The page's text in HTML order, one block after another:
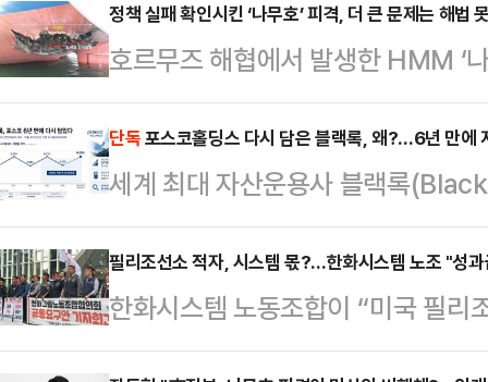
정책 실패 확인시킨 ‘나무호’ 피격, 더 큰 문제는 해법
호르무즈 해협에서 발생한 HMM ‘
한 것으로 확인됐다. 이번 사건은
과를 보지 못했다는 사실을 보여준
갇힌 160명의 한국 선원과 26척의
이다.10일 외교부는 나무호 화재에
일 외교부 대변인은 이날 브리핑에
HMM(나무호의) 선미를 타격한 것
비행체가 포착됐으…
단독포스코홀딩스 다시 담은 블랙록, 왜?…6년 만에
세계 최대 자산운용사 블랙록
분을 다시 6%대로 끌어올렸다. 아
되는 시점에서 글로벌 자금의 한국
다.11일 금융감독원 전자공시시스
(BlackRock Fund Advisors)는
필리조선소 적자, 시스템 몫?…한화시스템 노조 "성
한화시스템 노동조합이 “미국 필리
다”며 문제를 제기하고 나섰다. 방